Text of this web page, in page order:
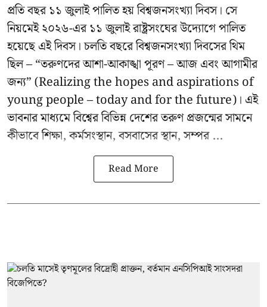
প্রতি বছর ১১ জুলাই পালিত হয় বিশ্বজনসংখ্যা দিবস। সে
নিয়মেই ২০২৬-এর ১১ জুলাই রাষ্ট্রসংঘের উদ্যোগে পালিত
হয়েছে এই দিবস। চলতি বছরে বিশ্বজনসংখ্যা দিবসের থিম
ছিল – “তরুণদের আশা-আকাঙ্খা পূরণ – আজ এবং আগামীর
জন্য” (Realizing the hopes and aspirations of
young people – today and for the future)। এই
ভাবনার মাধ্যমে বিশ্বের বিভিন্ন দেশের তরুণ প্রজন্মের সামনে
কীভাবে শিক্ষা, কর্মসংস্থান, বসবাসের স্থান, সম্পর ...
Read More